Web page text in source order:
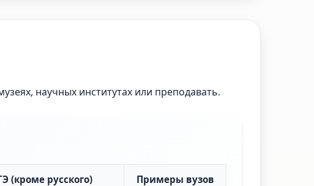
научных институтах или преподавать.
(кроме русского) Примеры вузов